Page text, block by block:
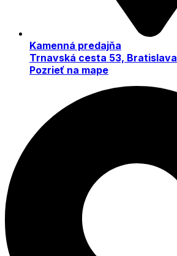
Kamenná predajňa
Trnavská cesta 53, Bratislava
Pozrieť na mape